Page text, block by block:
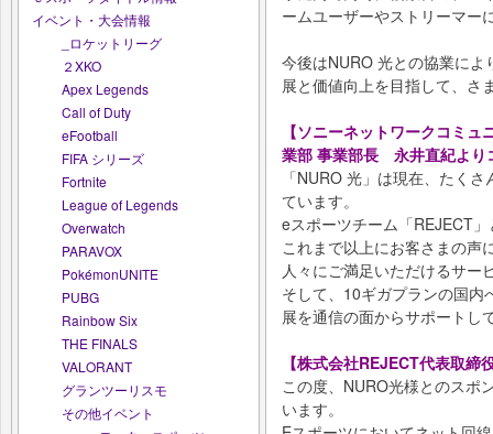
イベント・大会情報
_ロケットリーグ
２XKO
Apex Legends
Call of Duty
eFootball
FIFA シリーズ
Fortnite
League of Legends
Overwatch
PARAVOX
PokémonUNITE
PUBG
Rainbow Six
THE FINALS
VALORANT
グランツーリスモ
その他イベント
ームユーザーやストリーマー
今後はNURO 光との協業に
展と価値向上を目指して、さ
【ソニーネットワークコミ
業部 事業部長 永井直紀より
「NURO 光」は現在、たく
ています。
eスポーツチーム「REJECT
これまで以上にお客さまの声
人々にご満足いただけるサー
そして、10ギガプランの国
展を通信の面からサポートし
【株式会社REJECT代表取
この度、NURO光様とのスポ
います。